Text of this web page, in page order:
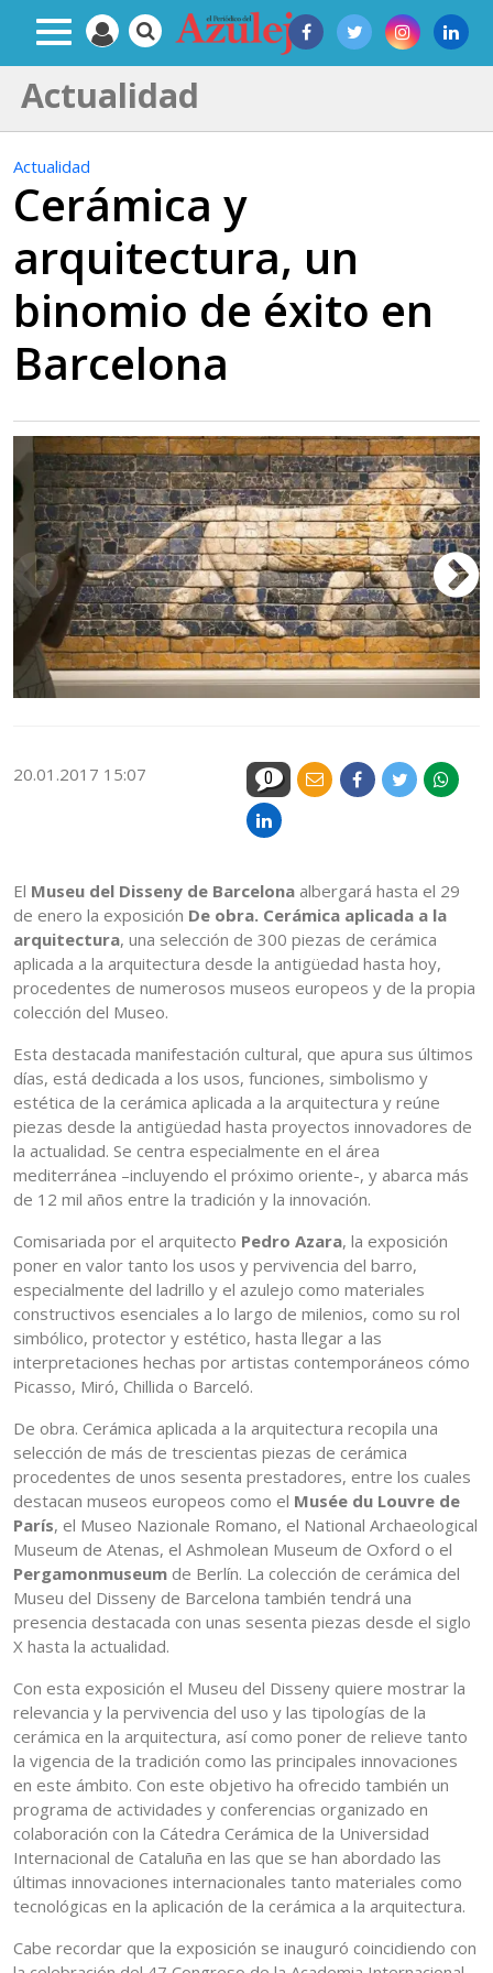
Actualidad
Actualidad
Cerámica y
arquitectura, un
binomio de éxito en
Barcelona
20.01.2017 15:07 0
El Museu del Disseny de Barcelona albergará hasta el 29
de enero la exposición De obra. Cerámica aplicada a la
arquitectura, una selección de 300 piezas de cerámica
aplicada a la arquitectura desde la antigüedad hasta hoy,
procedentes de numerosos museos europeos y de la propia
colección del Museo.
Esta destacada manifestación cultural, que apura sus últimos
días, está dedicada a los usos, funciones, simbolismo y
estética de la cerámica aplicada a la arquitectura y reúne
piezas desde la antigüedad hasta proyectos innovadores de
la actualidad. Se centra especialmente en el área
mediterránea –incluyendo el próximo oriente-, y abarca más
de 12 mil años entre la tradición y la innovación.
Comisariada por el arquitecto Pedro Azara, la exposición
poner en valor tanto los usos y pervivencia del barro,
especialmente del ladrillo y el azulejo como materiales
constructivos esenciales a lo largo de milenios, como su rol
simbólico, protector y estético, hasta llegar a las
interpretaciones hechas por artistas contemporáneos cómo
Picasso, Miró, Chillida o Barceló.
De obra. Cerámica aplicada a la arquitectura recopila una
selección de más de trescientas piezas de cerámica
procedentes de unos sesenta prestadores, entre los cuales
destacan museos europeos como el Musée du Louvre de
París, el Museo Nazionale Romano, el National Archaeological
Museum de Atenas, el Ashmolean Museum de Oxford o el
Pergamonmuseum de Berlín. La colección de cerámica del
Museu del Disseny de Barcelona también tendrá una
presencia destacada con unas sesenta piezas desde el siglo
X hasta la actualidad.
Con esta exposición el Museu del Disseny quiere mostrar la
relevancia y la pervivencia del uso y las tipologías de la
cerámica en la arquitectura, así como poner de relieve tanto
la vigencia de la tradición como las principales innovaciones
en este ámbito. Con este objetivo ha ofrecido también un
programa de actividades y conferencias organizado en
colaboración con la Cátedra Cerámica de la Universidad
Internacional de Cataluña en las que se han abordado las
últimas innovaciones internacionales tanto materiales como
tecnológicas en la aplicación de la cerámica a la arquitectura.
Cabe recordar que la exposición se inauguró coincidiendo con